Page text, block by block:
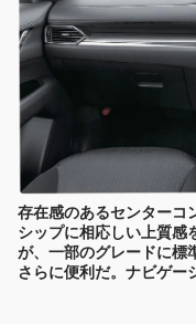
存在感のあるセンターコ
シップに相応しい上質感
が、一部のグレードに標
さらに便利だ。ナビゲー